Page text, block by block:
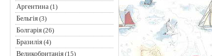
Аргентина(1)
Бельгія(3)
Болгарія(26)
Бразилія(4)
Великобританія(15)